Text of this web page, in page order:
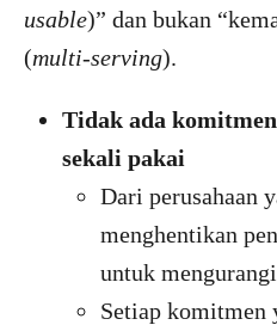
usable)” dan bukan
(multi-serving).
Tidak ada
sekali pakai
Dari perusahaan
menghentikan
untuk
Setiap komitmen